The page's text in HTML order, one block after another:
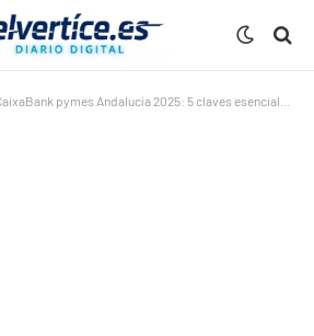
pymes Andalucía 2025: 5 claves esenciales del récord de 2.600 millones (+26%) en financiación